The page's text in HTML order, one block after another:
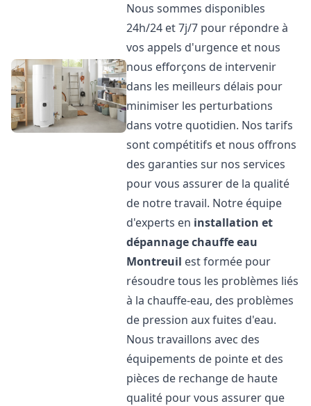
Nous sommes disponibles
24h/24 et 7j/7 pour répondre à
vos appels d'urgence et nous
nous efforçons de intervenir
dans les meilleurs délais pour
minimiser les perturbations
dans votre quotidien. Nos tarifs
sont compétitifs et nous offrons
des garanties sur nos services
pour vous assurer de la qualité
de notre travail. Notre équipe
d'experts en installation et
dépannage chauffe eau
Montreuil est formée pour
résoudre tous les problèmes liés
à la chauffe-eau, des problèmes
de pression aux fuites d'eau.
Nous travaillons avec des
équipements de pointe et des
pièces de rechange de haute
qualité pour vous assurer que